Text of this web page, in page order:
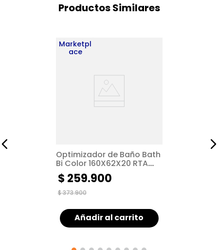
Productos Similares
Marketpl
ace
Optimizador de Baño Bath
Bi Color 160X62X20 RTA
Fresno Blanco ZF
$373.900
$ 259.900
Añadir al carrito